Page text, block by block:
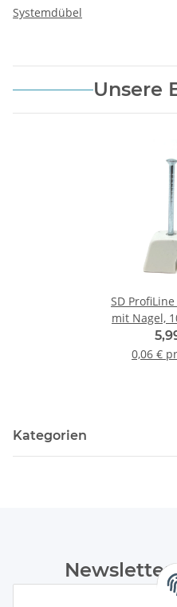
Systemdübel
Unsere
SD
mit Nagel,
mm,
0,06 €
Kategorien